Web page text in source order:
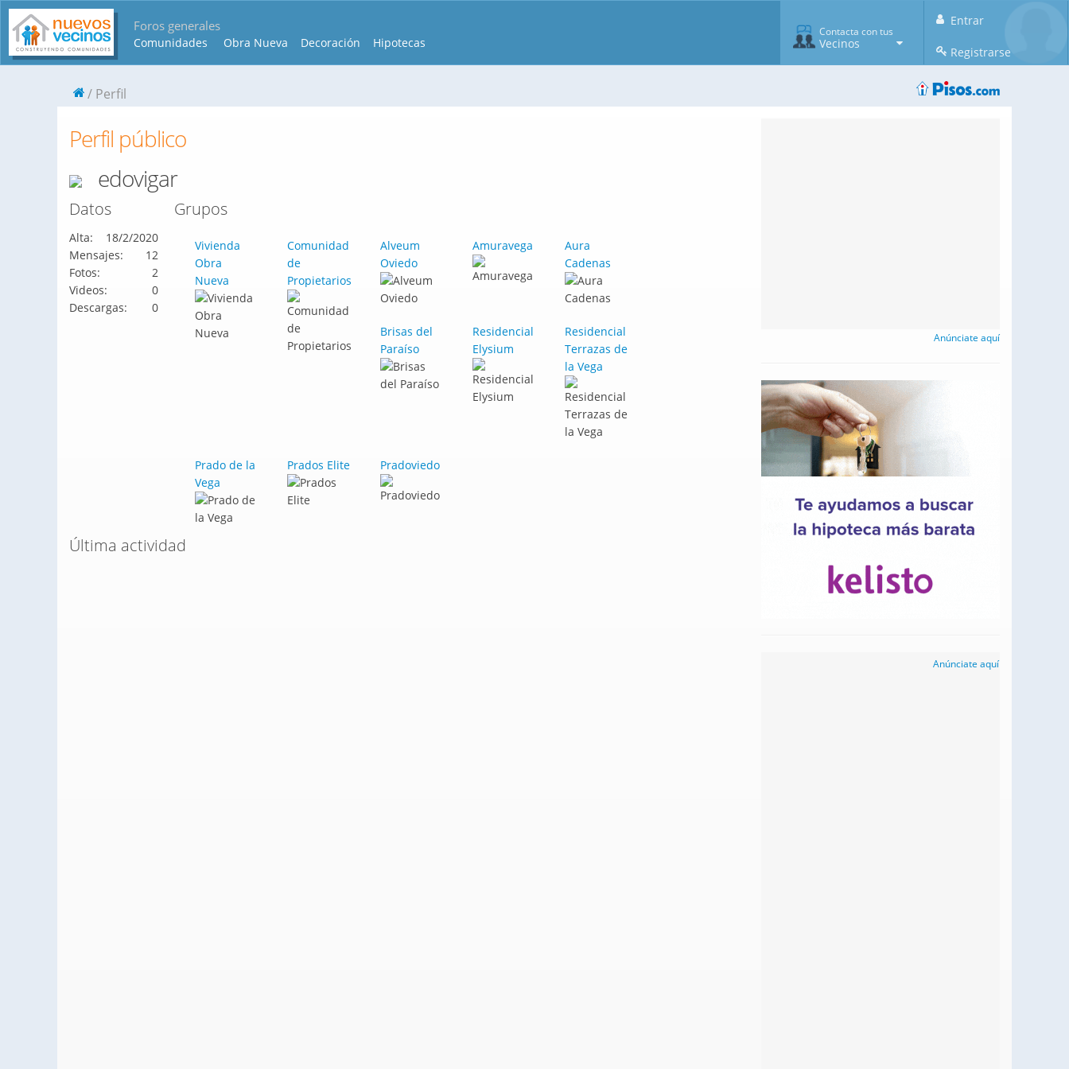
Foros generales
Comunidades Obra Nueva Decoración Hipotecas
Entrar
Registrarse
Contacta con tus
Vecinos
Perfil
Perfil público
edovigar
Datos
Alta:
18/2/2020
Mensajes:
12
Fotos:
2
Videos:
0
Descargas:
0
Grupos
Vivienda
Obra
Nueva
Comunidad
de
Propietarios
Alveum
Oviedo
Amuravega
Aura
Cadenas
Brisas del
Paraíso
Residencial
Elysium
Residencial
Terrazas de
la Vega
Prado de la
Vega
Prados Elite Pradoviedo
Última actividad
Anúnciate aquí
Anúnciate aquí